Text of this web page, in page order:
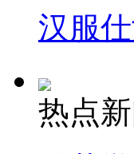
汉服
热点